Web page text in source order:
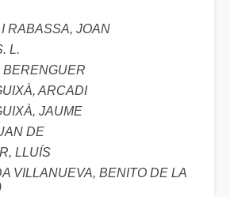
RABASSA, JOAN
L.
BERENGUER
ARCADI
JAUME
DE
LLUÍS
VILLANUEVA, BENITO DE LA